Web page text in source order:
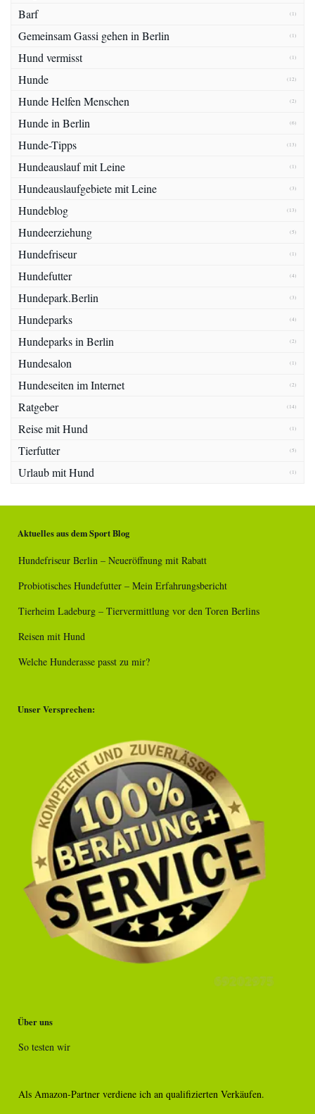
Barf (1)
Gemeinsam Gassi gehen in Berlin (1)
Hund vermisst (1)
Hunde (12)
Hunde Helfen Menschen (2)
Hunde in Berlin (6)
Hunde-Tipps (13)
Hundeauslauf mit Leine (1)
Hundeauslaufgebiete mit Leine (3)
Hundeblog (13)
Hundeerziehung (5)
Hundefriseur (1)
Hundefutter (4)
Hundepark.Berlin (3)
Hundeparks (4)
Hundeparks in Berlin (2)
Hundesalon (1)
Hundeseiten im Internet (2)
Ratgeber (14)
Reise mit Hund (1)
Tierfutter (5)
Urlaub mit Hund (1)
Aktuelles aus dem Sport Blog
Hundefriseur Berlin – Neueröffnung mit Rabatt
Probiotisches Hundefutter – Mein Erfahrungsbericht
Tierheim Ladeburg – Tiervermittlung vor den Toren Berlins
Reisen mit Hund
Welche Hunderasse passt zu mir?
Unser Versprechen:
Über uns
So testen wir
Als Amazon-Partner verdiene ich an qualifizierten Verkäufen.